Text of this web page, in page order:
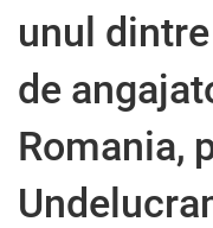
unul
de
Romania,